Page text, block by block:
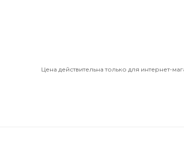
Цена действительна только для интернет-